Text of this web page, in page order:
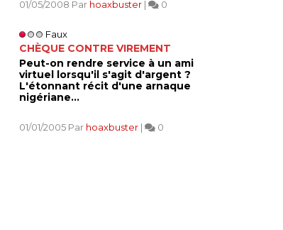
01/05/2008 Par hoaxbuster | 0
Faux
CHÈQUE CONTRE VIREMENT
Peut-on rendre service à un ami
virtuel lorsqu'il s'agit d'argent ?
L'étonnant récit d'une arnaque
nigériane...
01/01/2005 Par hoaxbuster | 0